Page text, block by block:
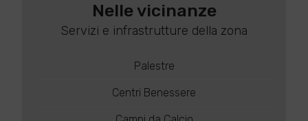
Nelle vicinanze
Servizi e infrastrutture della zona
Palestre
Centri Benessere